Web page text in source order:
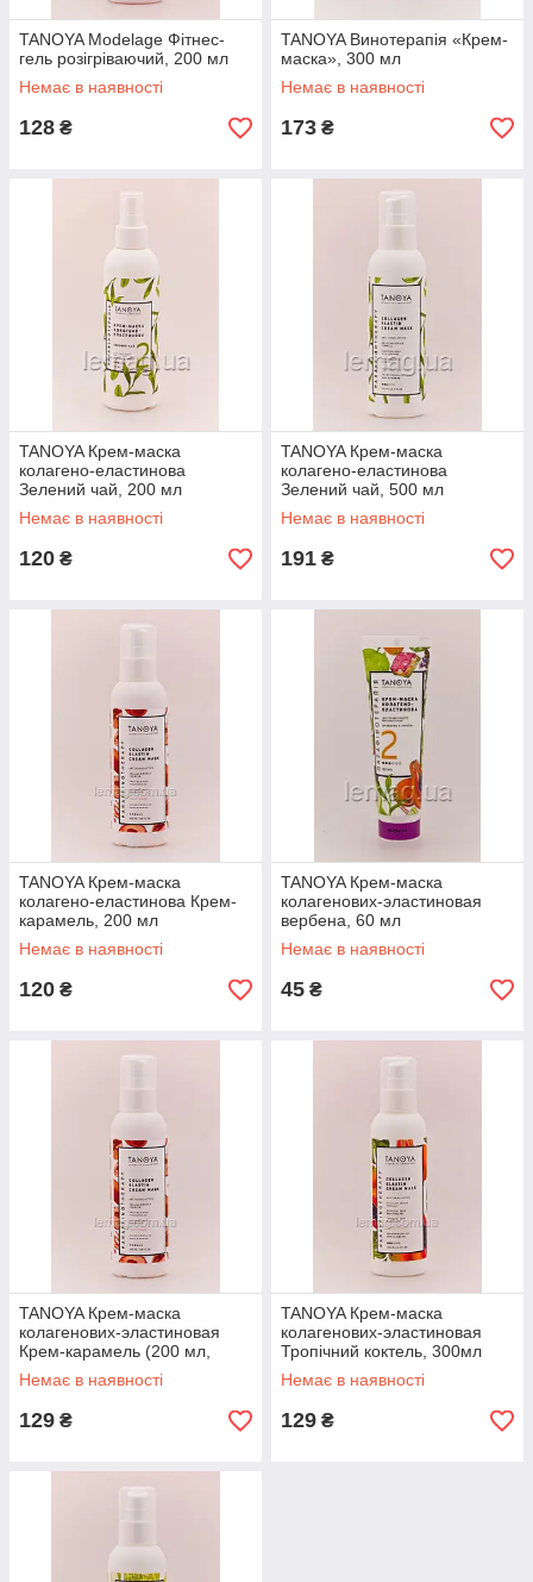
TANOYA Modelage Фітнес-
гель розігріваючий, 200 мл
Немає в наявності
128 ₴
TANOYA Винотерапія «Крем-
маска», 300 мл
Немає в наявності
173 ₴
TANOYA Крем-маска
колагено-еластинова
Зелений чай, 200 мл
Немає в наявності
120 ₴
TANOYA Крем-маска
колагено-еластинова
Зелений чай, 500 мл
Немає в наявності
191 ₴
TANOYA Крем-маска
колагено-еластинова Крем-
карамель, 200 мл
Немає в наявності
120 ₴
TANOYA Крем-маска
колагенових-эластиновая
вербена, 60 мл
Немає в наявності
45 ₴
TANOYA Крем-маска
колагенових-эластиновая
Крем-карамель (200 мл,
300мл) 300 мл
Немає в наявності
129 ₴
TANOYA Крем-маска
колагенових-эластиновая
Тропічний коктель, 300мл
Немає в наявності
129 ₴